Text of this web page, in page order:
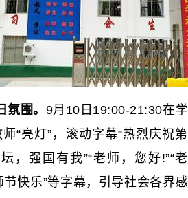
围。 9月10日19:00-21:30在学
“亮灯”，滚动字幕“热烈庆祝第
，强国有我”“老师，您好!”“老
节快乐”等字幕，引导社会各界感